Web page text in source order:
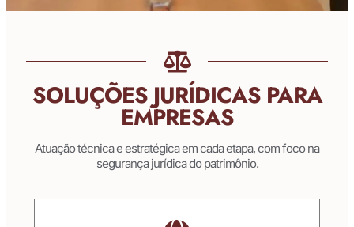
SOLUÇÕES JURÍDICAS PARA
EMPRESAS
Atuação técnica e estratégica em cada etapa, com foco na
segurança jurídica do patrimônio.